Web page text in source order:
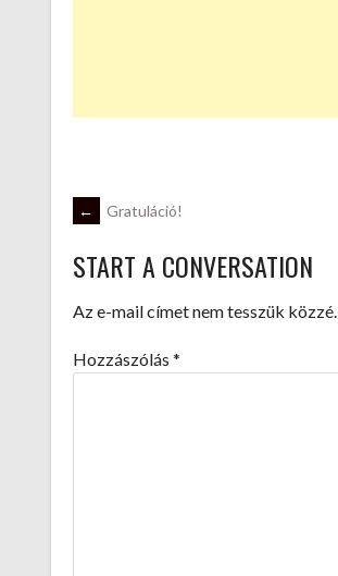
POST
NAVIGATION
← Gratuláció!
START A CONVERSATION
Az e-mail címet nem tesszük közzé.
Hozzászólás *